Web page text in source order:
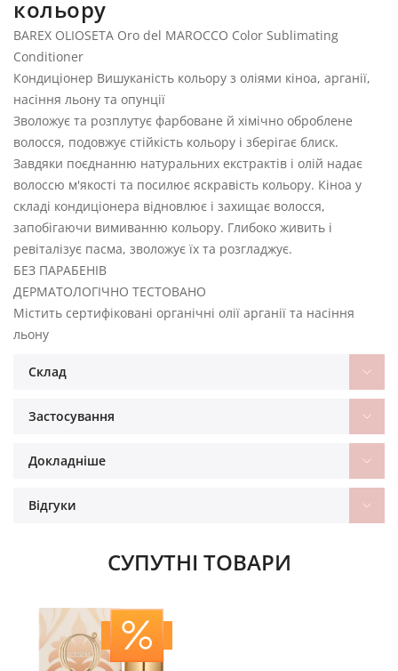
кольору
BAREX OLIOSETA Oro del MAROCCO Color Sublimating
Conditioner
Кондиціонер Вишуканість кольору з оліями кіноа, арганії,
насіння льону та опунції
Зволожує та розплутує фарбоване й хімічно оброблене
волосся, подовжує стійкість кольору і зберігає блиск.
Завдяки поєднанню натуральних екстрактів і олій надає
волоссю м'якості та посилює яскравість кольору. Кіноа у
складі кондиціонера відновлює і захищає волосся,
запобігаючи вимиванню кольору. Глибоко живить і
ревіталізує пасма, зволожує їх та розгладжує.
БЕЗ ПАРАБЕНІВ
ДЕРМАТОЛОГІЧНО ТЕСТОВАНО
Містить сертифіковані органічні олії арганії та насіння
льону
Склад
Застосування
Докладніше
Відгуки
СУПУТНІ ТОВАРИ